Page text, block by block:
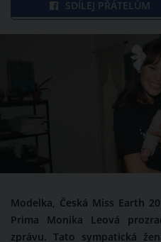
SDÍLEJ PŘÁTELŮM
Modelka, Česká Miss Earth
Prima Monika Leová
zprávu. Tato sympatická